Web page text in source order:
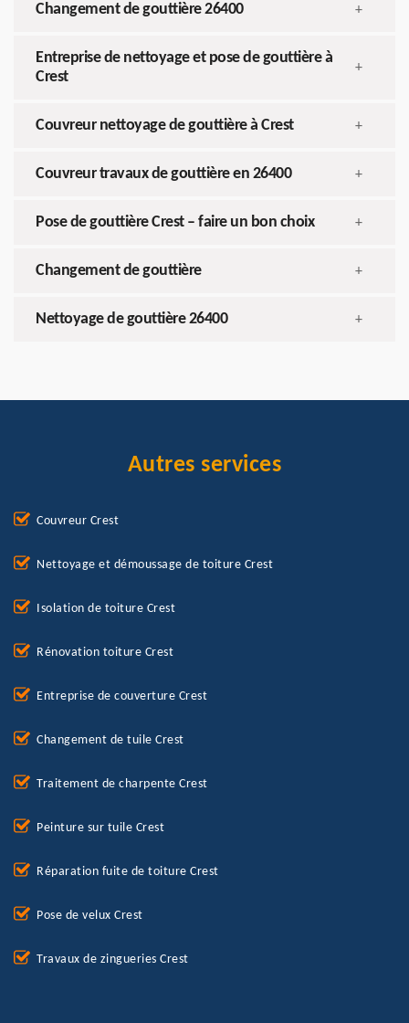
Changement de gouttière 26400 +
Entreprise de nettoyage et pose de gouttière à
Crest
+
Couvreur nettoyage de gouttière à Crest +
Couvreur travaux de gouttière en 26400 +
Pose de gouttière Crest – faire un bon choix +
Changement de gouttière +
Nettoyage de gouttière 26400 +
Autres services
Couvreur Crest
Nettoyage et démoussage de toiture Crest
Isolation de toiture Crest
Rénovation toiture Crest
Entreprise de couverture Crest
Changement de tuile Crest
Traitement de charpente Crest
Peinture sur tuile Crest
Réparation fuite de toiture Crest
Pose de velux Crest
Travaux de zingueries Crest